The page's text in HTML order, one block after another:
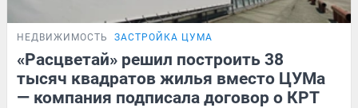
НЕДВИЖИМОСТЬ ЗАСТРОЙКА ЦУМА
«Расцветай» решил построить 38
тысяч квадратов жилья вместо ЦУМа
— компания подписала договор о КРТ